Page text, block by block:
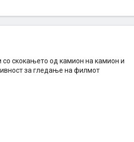
со скокањето од камион на камион и
за гледање на филмот